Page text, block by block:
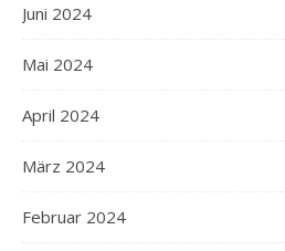
Juni 2024
Mai 2024
April 2024
März 2024
Februar 2024